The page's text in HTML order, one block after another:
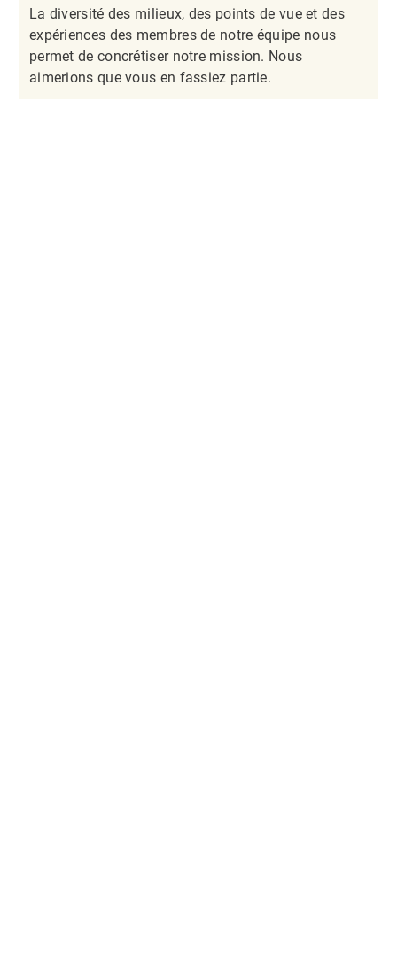
La diversité des milieux, des points de vue et des
expériences des membres de notre équipe nous
permet de concrétiser notre mission. Nous
aimerions que vous en fassiez partie.​​​​​​​